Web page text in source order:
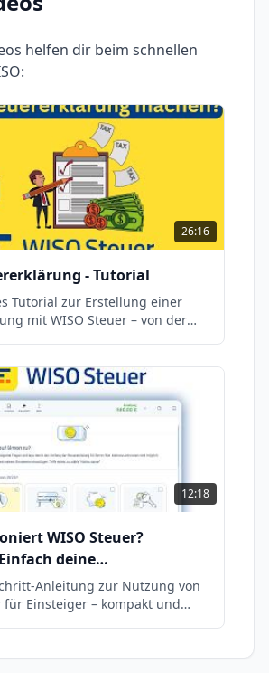
helfen dir beim schnellen
:
26:16
- Tutorial
Tutorial zur Erstellung einer
mit WISO Steuer – von der
12:18
WISO Steuer?
deine
erstellen
Anleitung zur Nutzung von
für Einsteiger – kompakt und